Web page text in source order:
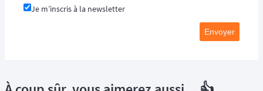
Je m’inscris à la newsletter
Envoyer